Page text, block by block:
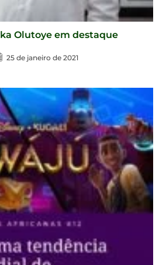
Olutoye em destaque
25 de janeiro de 2021